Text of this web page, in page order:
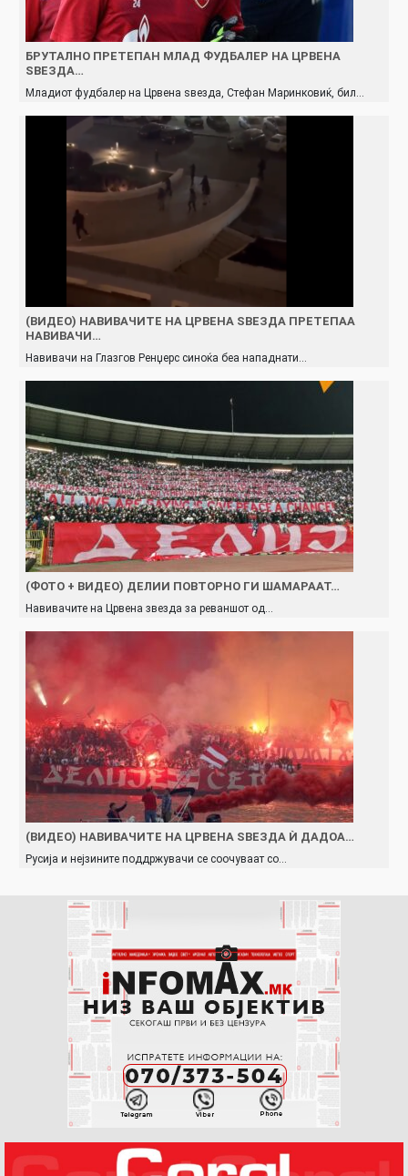
БРУТАЛНО ПРЕТЕПАН МЛАД ФУДБАЛЕР НА ЦРВЕНА
ЅВЕЗДА…
Младиот фудбалер на Црвена ѕвезда, Стефан Маринковиќ, бил…
(ВИДЕО) НАВИВАЧИТЕ НА ЦРВЕНА ЅВЕЗДА ПРЕТЕПАА
НАВИВАЧИ…
Навивачи на Глазгов Ренџерс синоќа беа нападнати…
(ФОТО + ВИДЕО) ДЕЛИИ ПОВТОРНО ГИ ШАМАРААТ…
Навивачите на Црвена звезда за реваншот од…
(ВИДЕО) НАВИВАЧИТЕ НА ЦРВЕНА ЅВЕЗДА Ѝ ДАДОА…
Русија и нејзините поддржувачи се соочуваат со…